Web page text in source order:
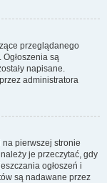
przeglądanego
są
napisane.
administratora
na pierwszej stronie
je przeczytać, gdy
ogłoszeń i
są nadawane przez